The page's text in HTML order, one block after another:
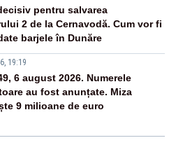
pentru salvarea
2 de la Cernavodă. Cum vor fi
barjele în Dunăre
19:19
6 august 2026. Numerele
au fost anunțate. Miza
9 milioane de euro